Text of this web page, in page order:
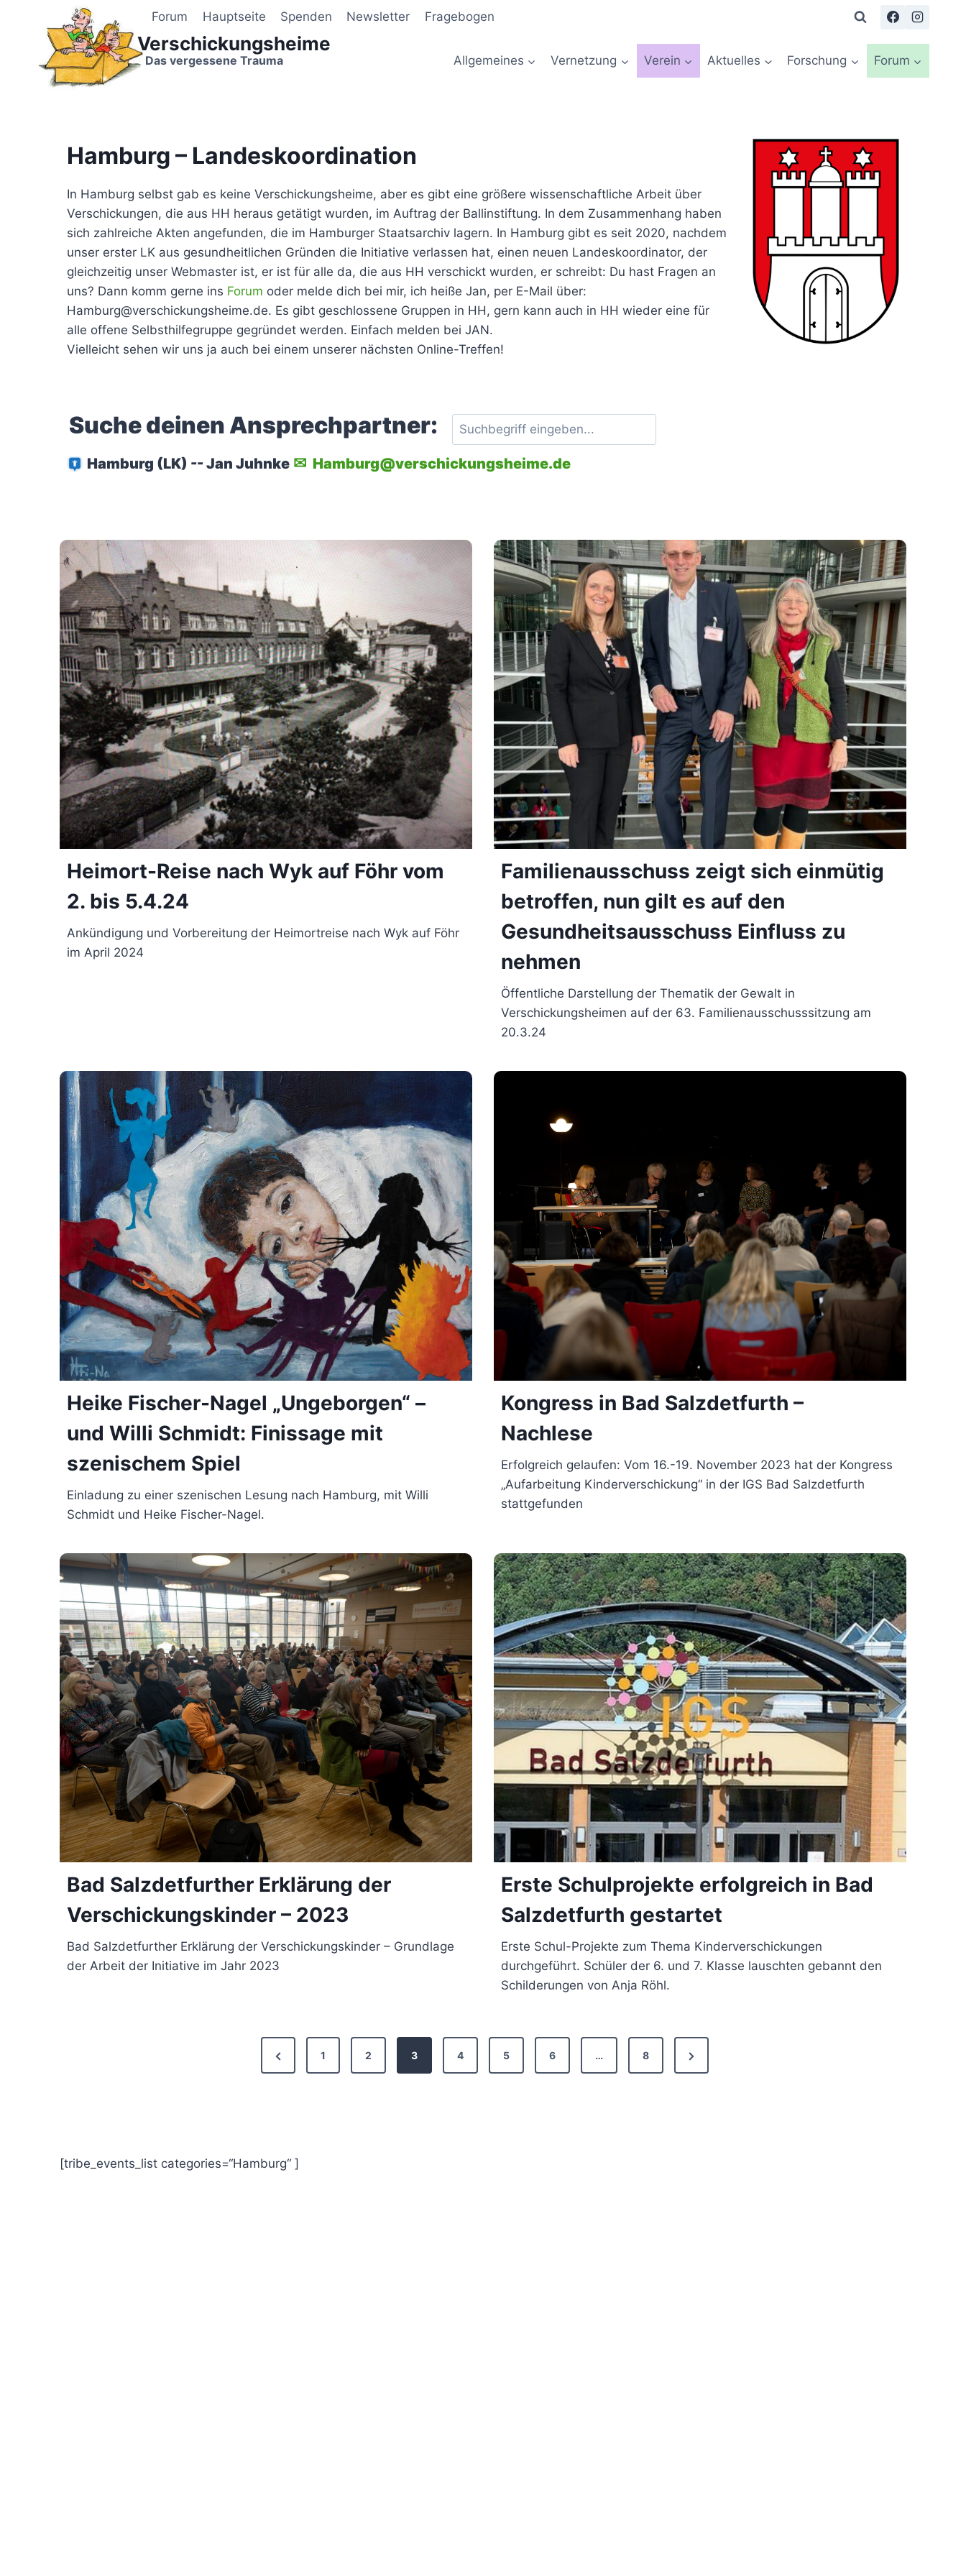
Forum Hauptseite Spenden Newsletter Fragebogen
Verschickungsheime
Das vergessene Trauma Allgemeines Vernetzung Verein Aktuelles Forschung Forum
Hamburg – Landeskoordination
In Hamburg selbst gab es keine Verschickungsheime, aber es gibt eine größere wissenschaftliche Arbeit über
Verschickungen, die aus HH heraus getätigt wurden, im Auftrag der Ballinstiftung. In dem Zusammenhang haben
sich zahlreiche Akten angefunden, die im Hamburger Staatsarchiv lagern. In Hamburg gibt es seit 2020, nachdem
unser erster LK aus gesundheitlichen Gründen die Initiative verlassen hat, einen neuen Landeskoordinator, der
gleichzeitig unser Webmaster ist, er ist für alle da, die aus HH verschickt wurden, er schreibt: Du hast Fragen an
uns? Dann komm gerne ins Forum oder melde dich bei mir, ich heiße Jan, per E-Mail über:
Hamburg@verschickungsheime.de. Es gibt geschlossene Gruppen in HH, gern kann auch in HH wieder eine für
alle offene Selbsthilfegruppe gegründet werden. Einfach melden bei JAN.
Vielleicht sehen wir uns ja auch bei einem unserer nächsten Online-Treffen!
Suche deinen Ansprechpartner:
Hamburg (LK) -- Jan Juhnke Hamburg@verschickungsheime.de
Heimort-Reise nach Wyk auf Föhr vom
2. bis 5.4.24
Ankündigung und Vorbereitung der Heimortreise nach Wyk auf Föhr
im April 2024
Familienausschuss zeigt sich einmütig
betroffen, nun gilt es auf den
Gesundheitsausschuss Einfluss zu
nehmen
Öffentliche Darstellung der Thematik der Gewalt in
Verschickungsheimen auf der 63. Familienausschusssitzung am
20.3.24
Heike Fischer-Nagel „Ungeborgen“ –
und Willi Schmidt: Finissage mit
szenischem Spiel
Einladung zu einer szenischen Lesung nach Hamburg, mit Willi
Schmidt und Heike Fischer-Nagel.
Kongress in Bad Salzdetfurth –
Nachlese
Erfolgreich gelaufen: Vom 16.-19. November 2023 hat der Kongress
„Aufarbeitung Kinderverschickung“ in der IGS Bad Salzdetfurth
stattgefunden
Bad Salzdetfurther Erklärung der
Verschickungskinder – 2023
Bad Salzdetfurther Erklärung der Verschickungskinder – Grundlage
der Arbeit der Initiative im Jahr 2023
Erste Schulprojekte erfolgreich in Bad
Salzdetfurth gestartet
Erste Schul-Projekte zum Thema Kinderverschickungen
durchgeführt. Schüler der 6. und 7. Klasse lauschten gebannt den
Schilderungen von Anja Röhl.
Seitennummerierung
Previous
Page
1 2 3 4 5 6 … 8
Next
Page
[tribe_events_list categories=“Hamburg“ ]